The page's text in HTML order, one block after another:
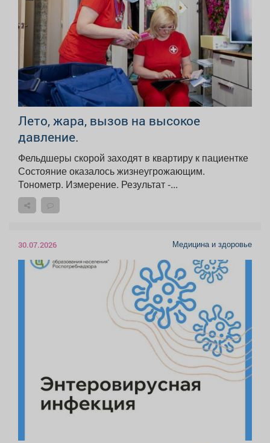
Лето, жара, вызов на высокое
давление.
Фельдшеры скорой заходят в квартиру к пациентке
Состояние оказалось жизнеугрожающим.
Тонометр. Измерение. Результат -...
30.07.2026 Медицина и здоровье